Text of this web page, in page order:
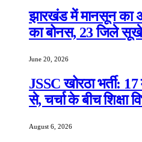
झारखंड में मानसून का
का बोनस, 23 जिले सूखे
June 20, 2026
JSSC खोरठा भर्ती:
से, चर्चा के बीच शिक्षा
August 6, 2026